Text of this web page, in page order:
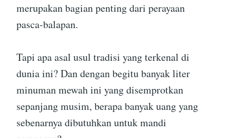
merupakan bagian penting dari perayaan
pasca-balapan.
Tapi apa asal usul tradisi yang terkenal di
dunia ini? Dan dengan begitu banyak liter
minuman mewah ini yang disemprotkan
sepanjang musim, berapa banyak uang yang
sebenarnya dibutuhkan untuk mandi